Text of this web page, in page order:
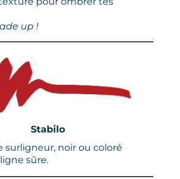
up !
Stabilo
surligneur, noir ou coloré
sûre.